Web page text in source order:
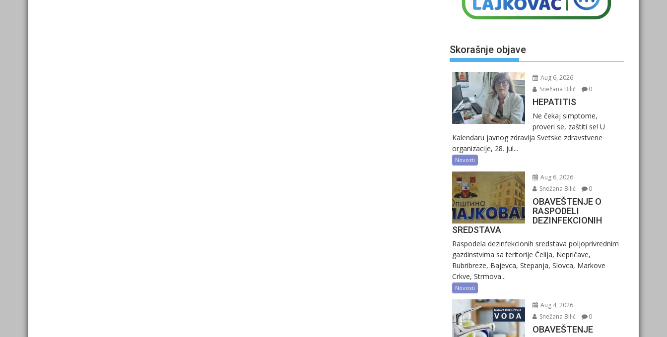
Skorašnje objave
Aug 6, 2026
Snežana Bilić
0
HEPATITIS
Ne čekaj simptome,
proveri se, zaštiti se! U
Kalendaru javnog zdravlja Svetske zdravstvene
organizacije, 28. jul...
Novosti
Aug 6, 2026
Snežana Bilić
0
OBAVEŠTENJE O
RASPODELI
DEZINFEKCIONIH
SREDSTAVA
Raspodela dezinfekcionih sredstava poljoprivrednim
gazdinstvima sa teritorije Ćelija, Nepričave,
Rubribreze, Bajevca, Stepanja, Slovca, Markove
Crkve, Strmova...
Novosti
Aug 4, 2026
Snežana Bilić
0
OBAVEŠTENJE